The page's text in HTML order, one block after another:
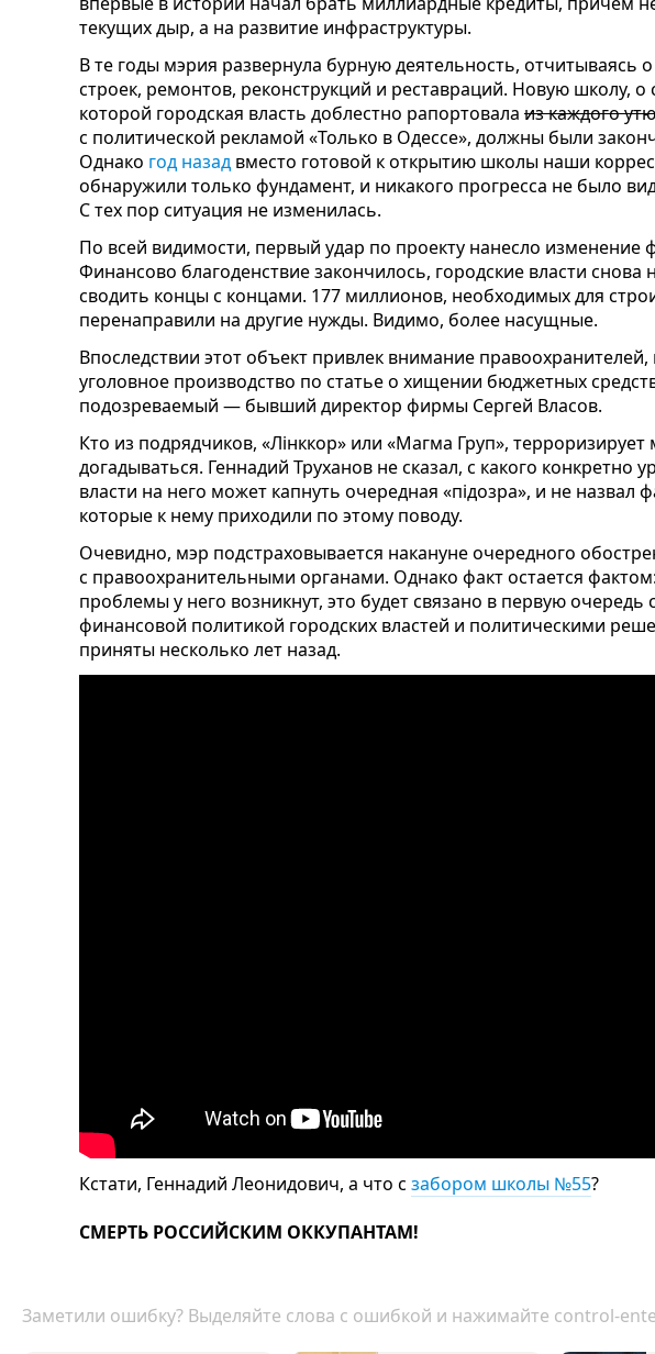
текущих дыр, а на развитие инфраструктуры.
В те годы мэрия развернула бурную деятельность, отчитываясь
строек, ремонтов, реконструкций и реставраций. Новую школу, о
которой городская власть доблестно рапортовала из каждого
с политической рекламой «Только в Одессе», должны были
Однако год назад вместо готовой к открытию школы наши
обнаружили только фундамент, и никакого прогресса не было
С тех пор ситуация не изменилась.
По всей видимости, первый удар по проекту нанесло изменение
Финансово благоденствие закончилось, городские власти снова
сводить концы с концами. 177 миллионов, необходимых для
перенаправили на другие нужды. Видимо, более насущные.
Впоследствии этот объект привлек внимание
уголовное производство по статье о хищении бюджетных
подозреваемый — бывший директор фирмы Сергей Власов.
Кто из подрядчиков, «Лінккор» или «Магма Груп»,
догадываться. Геннадий Труханов не сказал, с какого конкретно
власти на него может капнуть очередная «підозра», и не назвал
которые к нему приходили по этому поводу.
Очевидно, мэр подстраховывается накануне очередного
с правоохранительными органами. Однако факт остается
проблемы у него возникнут, это будет связано в первую очередь
финансовой политикой городских властей и политическими
приняты несколько лет назад.
Кстати, Геннадий Леонидович, а что с забором школы №55?
СМЕРТЬ РОССИЙСКИМ ОККУПАНТАМ!
Заметили ошибку? Выделяйте слова с ошибкой и нажимайте control-